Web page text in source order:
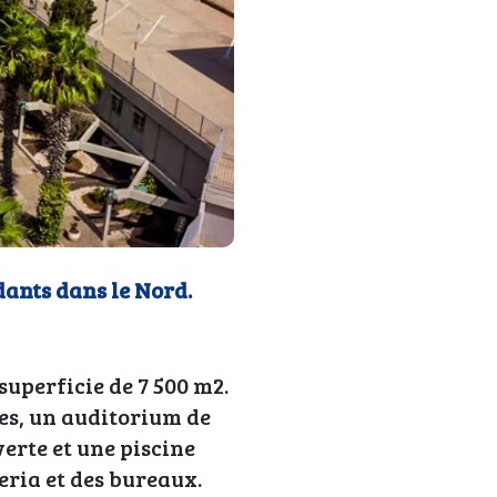
dans le Nord.
de 7 500 m2.
un auditorium de
et une piscine
et des bureaux.